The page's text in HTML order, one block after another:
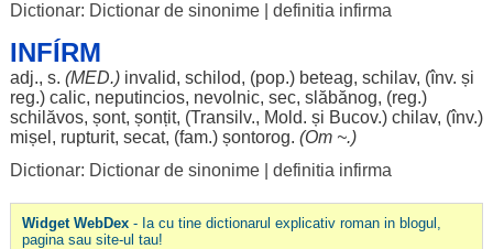
Dictionar: Dictionar de sinonime| definitia infirma
INFÍRM
adj., s. (MED.) invalid, schilod, (pop.) beteag, schilav, (înv. și
reg.) calic, neputincios, nevolnic, sec, slăbănog, (reg.)
schilăvos, șont, șonțit, (Transilv., Mold. și Bucov.) chilav, (înv.)
mișel , rupturit, secat, (fam.) șontorog. (Om~.)
Dictionar: Dictionar de sinonime| definitia infirma
Widget WebDex- Ia cu tine dictionarul explicativ roman in blogul,
pagina sau site-ul tau!